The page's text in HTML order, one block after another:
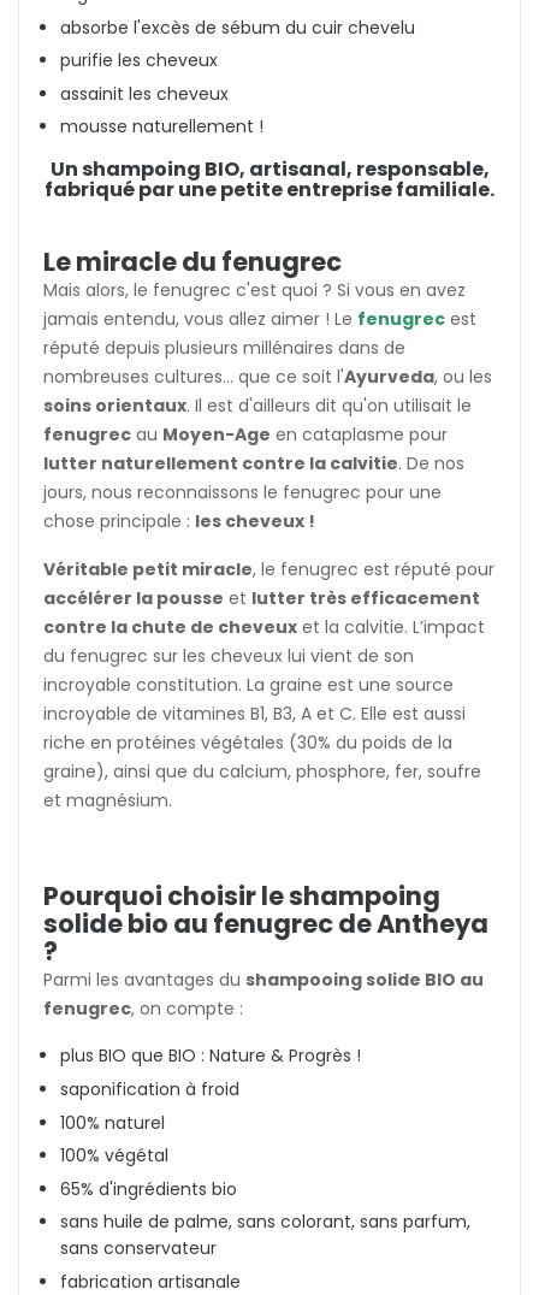
absorbe l'excès de sébum du cuir chevelu
purifie les cheveux
assainit les cheveux
mousse naturellement !
Un shampoing BIO, artisanal, responsable,
fabriqué par une petite entreprise familiale.
Le miracle du fenugrec
Mais alors, le fenugrec c'est quoi ? Si vous en avez
jamais entendu, vous allez aimer ! Le fenugrec est
réputé depuis plusieurs millénaires dans de
nombreuses cultures... que ce soit l'Ayurveda, ou les
soins orientaux. Il est d'ailleurs dit qu'on utilisait le
fenugrec au Moyen-Age en cataplasme pour
lutter naturellement contre la calvitie. De nos
jours, nous reconnaissons le fenugrec pour une
chose principale : les cheveux !
Véritable petit miracle, le fenugrec est réputé pour
accélérer la pousse et lutter très efficacement
contre la chute de cheveux et la calvitie. L’impact
du fenugrec sur les cheveux lui vient de son
incroyable constitution. La graine est une source
incroyable de vitamines B1, B3, A et C. Elle est aussi
riche en protéines végétales (30% du poids de la
graine), ainsi que du calcium, phosphore, fer, soufre
et magnésium.
Pourquoi choisir le shampoing
solide bio au fenugrec de Antheya
?
Parmi les avantages du shampooing solide BIO au
fenugrec, on compte :
plus BIO que BIO : Nature & Progrès !
saponification à froid
100% naturel
100% végétal
65% d'ingrédients bio
sans huile de palme, sans colorant, sans parfum,
sans conservateur
fabrication artisanale